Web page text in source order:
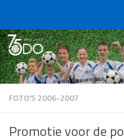
FOTO'S 2006-2007
Promotie voor de